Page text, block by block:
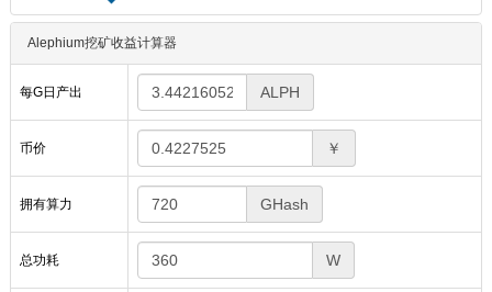
Alephium挖矿收益计算器
每G日产出 ALPH
币价 ￥
拥有算力 GHash
总功耗 W